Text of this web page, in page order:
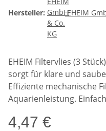
Hersteller: EHEIM
EHEIM Filtervlies (3
sorgt für klare und
Effiziente mechanische
Aquarienleistung.
4,47 €